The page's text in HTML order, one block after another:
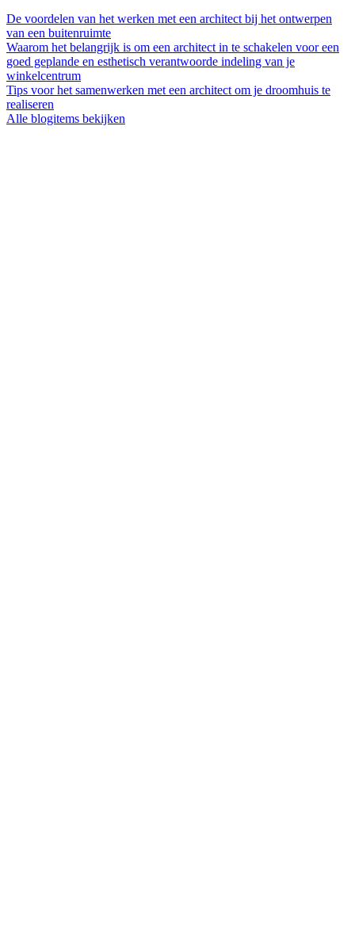
De voordelen van het werken met een architect bij het ontwerpen
van een buitenruimte
Waarom het belangrijk is om een architect in te schakelen voor een
goed geplande en esthetisch verantwoorde indeling van je
winkelcentrum
Tips voor het samenwerken met een architect om je droomhuis te
realiseren
Alle blogitems bekijken